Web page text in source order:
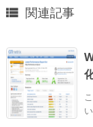
 関連記事